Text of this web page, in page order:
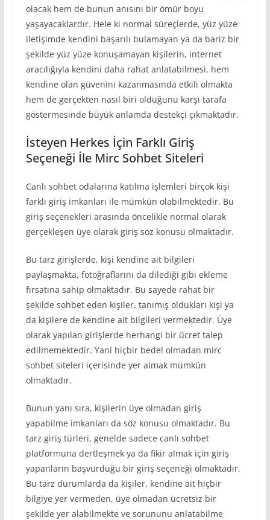
olacak hem de bunun anısını bir ömür boyu
yaşayacaklardır. Hele ki normal süreçlerde, yüz yüze
iletişimde kendini başarılı bulamayan ya da bariz bir
şekilde yüz yüze konuşamayan kişilerin, internet
aracılığıyla kendini daha rahat anlatabilmesi, hem
kendine olan güvenini kazanmasında etkili olmakta
hem de gerçekten nasıl biri olduğunu karşı tarafa
göstermesinde büyük anlamda destekçi çıkmaktadır.
İsteyen Herkes İçin Farklı Giriş
Seçeneği İle Mirc Sohbet Siteleri
Canlı sohbet odalarına katılma işlemleri birçok kişi
farklı giriş imkanları ile mümkün olabilmektedir. Bu
giriş seçenekleri arasında öncelikle normal olarak
gerçekleşen üye olarak giriş söz konusu olmaktadır.
Bu tarz girişlerde, kişi kendine ait bilgileri
paylaşmakta, fotoğraflarını da dilediği gibi ekleme
fırsatına sahip olmaktadır. Bu sayede rahat bir
şekilde sohbet eden kişiler, tanımış oldukları kişi ya
da kişilere de kendine ait bilgileri vermektedir. Üye
olarak yapılan girişlerde herhangi bir ücret talep
edilmemektedir. Yani hiçbir bedel olmadan mirc
sohbet siteleri içerisinde yer almak mümkün
olmaktadır.
Bunun yanı sıra, kişilerin üye olmadan giriş
yapabilme imkanları da söz konusu olmaktadır. Bu
tarz giriş türleri, genelde sadece canlı sohbet
platformuna dertleşmek ya da fikir almak için giriş
yapanların başvurduğu bir giriş seçeneği olmaktadır.
Bu tarz durumlarda da kişiler, kendine ait hiçbir
bilgiye yer vermeden, üye olmadan ücretsiz bir
şekilde yer alabilmekte ve sorununu anlatabilme